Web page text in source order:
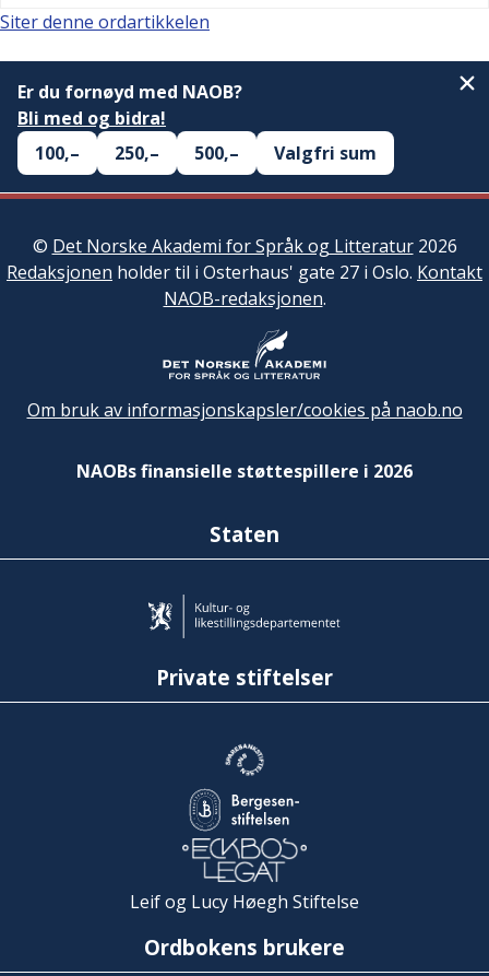
Siter denne ordartikkelen
Er du fornøyd med NAOB?
Bli med og bidra!
100,–
250,– 500,– Valgfri sum
© Det Norske Akademi for Språk og Litteratur2026
Redaksjonen holder til i Osterhaus' gate 27 i Oslo. Kontakt
NAOB-redaksjonen.
Om bruk av informasjonskapsler/cookies på naob.no
NAOBs finansielle støttespillere i 2026
Staten
Private stiftelser
Leif og Lucy Høegh Stiftelse
Ordbokens brukere